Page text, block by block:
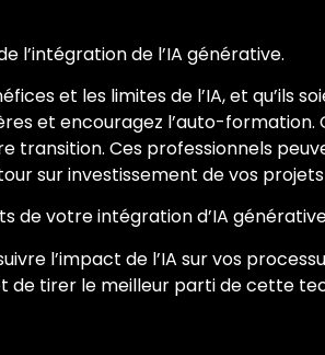
l’intégration de l’IA générative.
et les limites de l’IA, et qu’ils
et encouragez l’auto-
Ces professionnels
sur investissement de vos projets
de votre intégration d’IA
l’impact de l’IA sur vos
tirer le meilleur parti de cette